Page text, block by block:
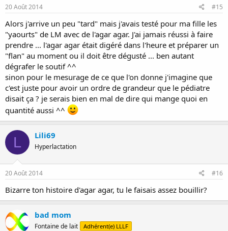
20 Août 2014 #15
Alors j'arrive un peu "tard" mais j'avais testé pour ma fille les
"yaourts" de LM avec de l'agar agar. J'ai jamais réussi à faire
prendre ... l'agar agar était digéré dans l'heure et préparer un
"flan" au moment ou il doit être dégusté ... ben autant
dégrafer le soutif ^^
sinon pour le mesurage de ce que l'on donne j'imagine que
c'est juste pour avoir un ordre de grandeur que le pédiatre
disait ça ? je serais bien en mal de dire qui mange quoi en
quantité aussi ^^
L Lili69
Hyperlactation
20 Août 2014 #16
Bizarre ton histoire d'agar agar, tu le faisais assez bouillir?
bad mom
Fontaine de lait Adhérent(e) LLLF